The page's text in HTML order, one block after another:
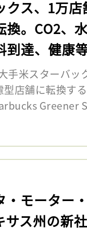
クス、1万
換。CO2、
到達、健康
手米スターバッ
型店舗に転換す
Greener
・モーター
サス州の新